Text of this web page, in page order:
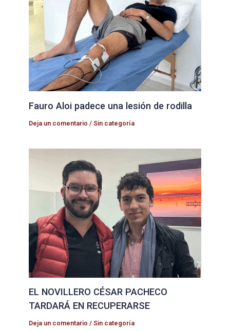
Fauro Aloi padece una lesión de rodilla
Deja un comentario /Sin categoría
EL NOVILLERO CÉSAR PACHECO
TARDARÁ EN RECUPERARSE
Deja un comentario /Sin categoría